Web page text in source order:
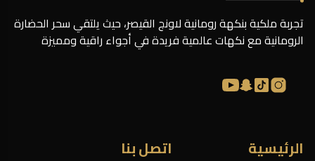
تجربة ملكية بنكهة رومانية لاونج القيصر، حيث يلتقي سحر الحضارة
الرومانية مع نكهات عالمية فريدة في أجواء راقية ومميزة
الرئيسية اتصل بنا